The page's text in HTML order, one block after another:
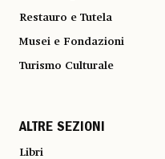
Restauro e Tutela
Musei e Fondazioni
Turismo Culturale
ALTRE SEZIONI
Libri